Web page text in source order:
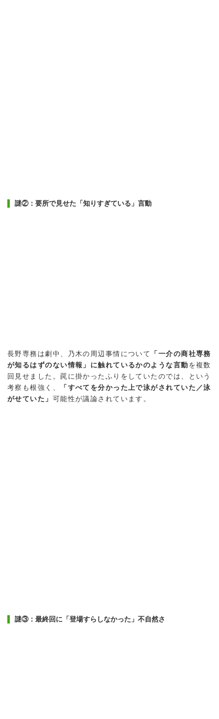
謎②：要所で見せた「知りすぎている」言動
長野専務は劇中、乃木の周辺事情について
「一介の商社専務
が知るはずのない情報」に触れているかのような言動を複数
回見せました。罠に掛かったふりをしていたのでは、という
考察も根強く、
「すべてを分かった上で泳がされていた／泳
がせていた」 可能性が議論されています。
謎③：最終回に「登場すらしなかった」不自然さ